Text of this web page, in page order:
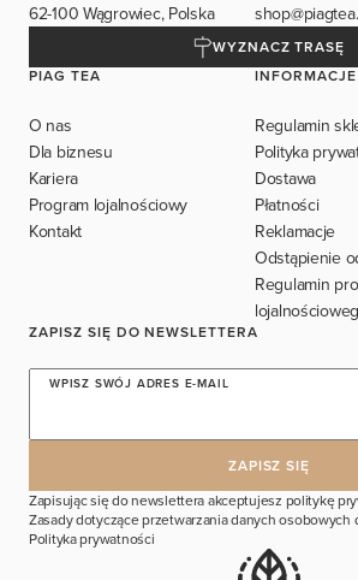
62-100 Wągrowiec, Polska
WYZNACZ TRASĘ
PIAG TEA
O nas
Dla biznesu
Kariera
Program lojalnościowy
Kontakt
INFORMACJE
Regulamin
Polityka
Dostawa
Płatności
Reklamacje
Odstąpienie
Regulamin
ZAPISZ SIĘ DO NEWSLETTERA
WPISZ SWÓJ ADRES E-MAIL
Zapisując się do newslettera akceptujesz politykę
Zasady dotyczące przetwarzania danych osobowych
Polityka prywatności